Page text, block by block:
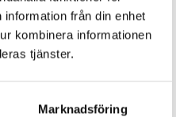
från din enhet
kombinera informationen
tjänster.
Marknadsföring